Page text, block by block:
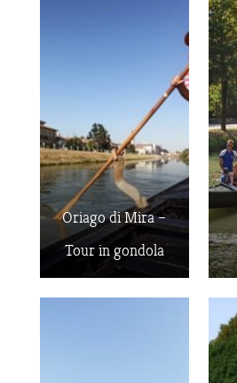
Oriago di Mira –
Tour in gondola